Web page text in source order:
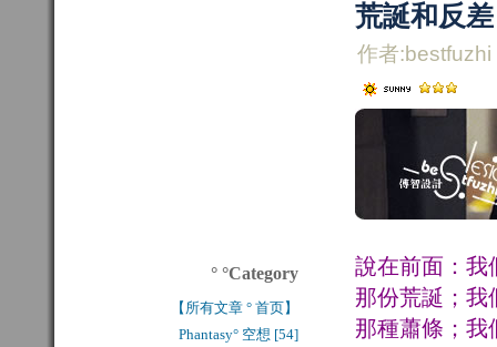
荒誕和反差
作者
說在前面：我
那份荒誕；我
那種蕭條；我
° °Category
【所有文章 ° 首页】
Phantasy° 空想 [54]